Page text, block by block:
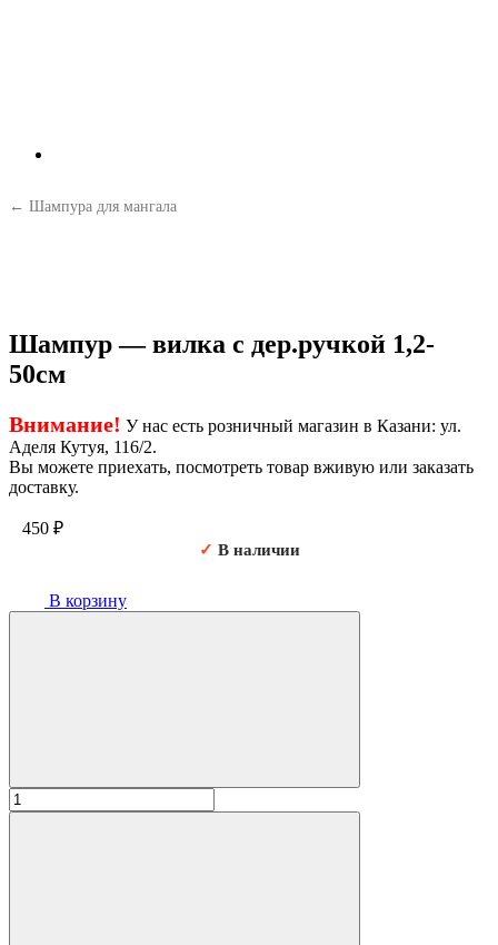
← Шампура для мангала
Шампур — вилка с дер.ручкой 1,2-
50см
Внимание! У нас есть розничный магазин в Казани: ул.
Аделя Кутуя, 116/2.
Вы можете приехать, посмотреть товар вживую или заказать
доставку.
450 ₽
✓ В наличии
В корзину
Количество
товара